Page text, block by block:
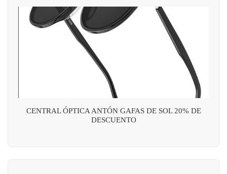
CENTRAL ÓPTICA ANTÓN GAFAS DE SOL 20% DE
DESCUENTO